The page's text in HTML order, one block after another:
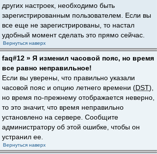
других настроек, необходимо быть
зарегистрированным пользователем. Если вы
все еще не зарегистрированы, то настал
удобный момент сделать это прямо сейчас.
Вернуться наверх
faq#12 » Я изменил часовой пояс, но время
все равно неправильное!
Если вы уверены, что правильно указали
часовой пояс и опцию летнего времени (DST),
но время по-прежнему отображается неверно,
то это значит, что время неправильно
установлено на сервере. Сообщите
администратору об этой ошибке, чтобы он
устранил ее.
Вернуться наверх